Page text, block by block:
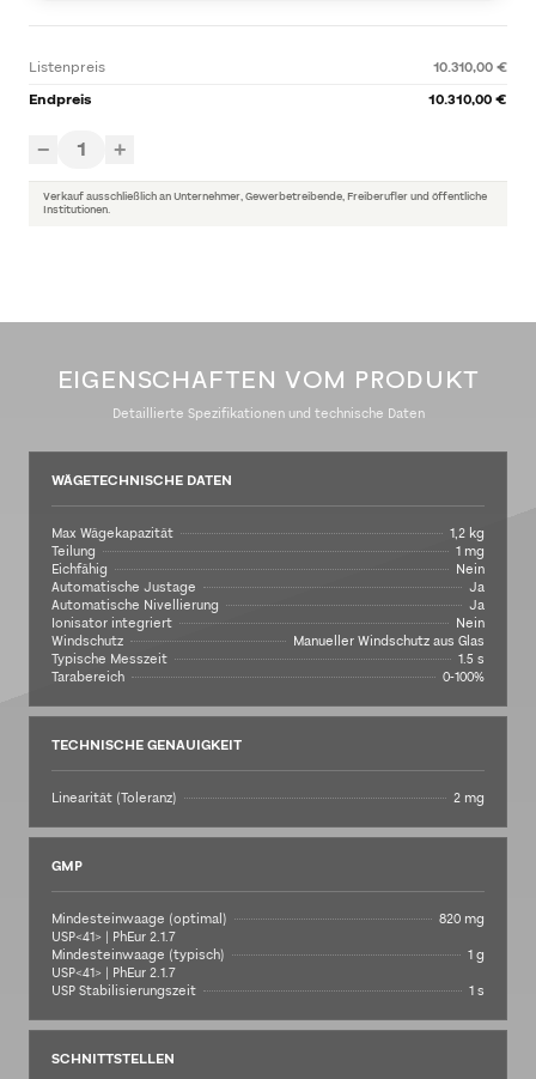
Listenpreis
10.310,00 €
Endpreis
10.310,00 €
− 1 +
Verkauf ausschließlich an Unternehmer, Gewerbetreibende, Freiberufler und öffentliche
Institutionen.
EIGENSCHAFTEN VOM PRODUKT
Detaillierte Spezifikationen und technische Daten
WÄGETECHNISCHE DATEN
Max Wägekapazität
1,2 kg
Teilung
1 mg
Eichfähig
Nein
Automatische Justage
Ja
Automatische Nivellierung
Ja
Ionisator integriert
Nein
Windschutz
Manueller Windschutz aus Glas
Typische Messzeit
1.5 s
Tarabereich
0-100%
TECHNISCHE GENAUIGKEIT
Linearität (Toleranz) 2 mg
GMP
Mindesteinwaage (optimal)
USP<41> | PhEur 2.1.7
820 mg
Mindesteinwaage (typisch)
USP<41> | PhEur 2.1.7
1 g
USP Stabilisierungszeit
1 s
SCHNITTSTELLEN